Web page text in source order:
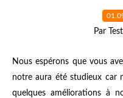
Par
Nous espérons que vous
notre aura été studieux car
quelques améliorations à